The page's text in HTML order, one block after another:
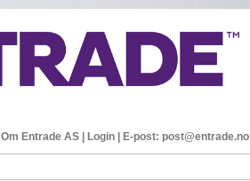
Om Entrade AS Login E-post: post@entrade.no